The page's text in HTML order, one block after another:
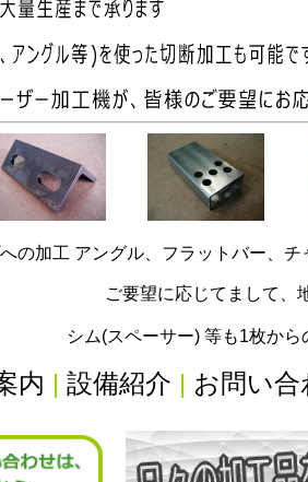
の加工 アングル、フラットバー、
ご要望に応じてまして、
シム(スペーサー) 等も1枚か
内 | 設備紹介 | お問い合